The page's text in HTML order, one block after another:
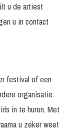
u de artiest
u in contact
festival of een
organisatie.
in te huren. Met
u zeker weet